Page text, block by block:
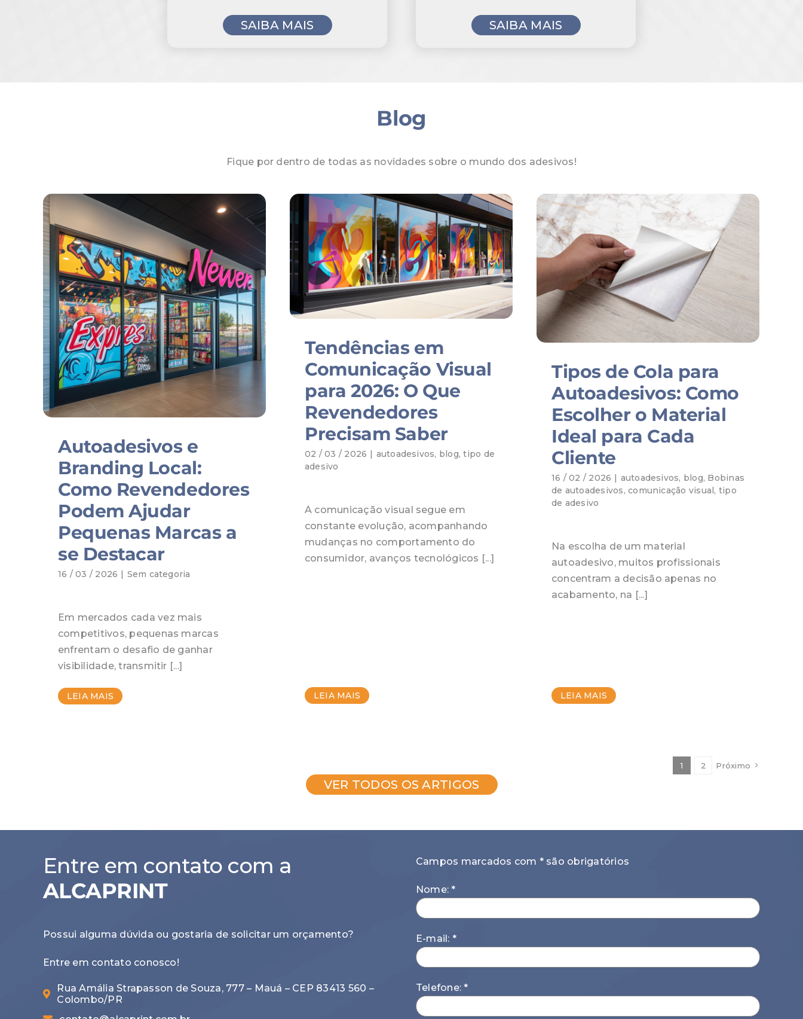
SAIBA MAIS SAIBA MAIS
Blog
Fique por dentro de todas as novidades sobre o mundo dos adesivos!
Autoadesivos e
Branding Local:
Como Revendedores
Podem Ajudar
Pequenas Marcas a
se Destacar
16 / 03 / 2026 | Sem categoria
Em mercados cada vez mais
competitivos, pequenas marcas
enfrentam o desafio de ganhar
visibilidade, transmitir [...]
LEIA MAIS
Tendências em
Comunicação Visual
para 2026: O Que
Revendedores
Precisam Saber
02 / 03 / 2026 | autoadesivos, blog,tipo de
adesivo
A comunicação visual segue em
constante evolução, acompanhando
mudanças no comportamento do
consumidor, avanços tecnológicos [...]
LEIA MAIS
Tipos de Cola para
Autoadesivos: Como
Escolher o Material
Ideal para Cada
Cliente
16 / 02 / 2026 autoadesivos, blog, Bobinas
de autoadesivos,comunicação visual , tipo
de adesivo
Na escolha de um material
autoadesivo, muitos profissionais
concentram a decisão apenas no
acabamento, na [...]
LEIA MAIS
1 2 Próximo
VER TODOS OS ARTIGOS
Entre em contato com a
ALCAPRINT
Possui alguma dúvida ou gostaria de solicitar um orçamento?
Entre em contato conosco!
Rua Amália Strapasson de Souza, 777 – Mauá – CEP 83413 560 –
Colombo/PR
Campos marcados com * são obrigatórios
Nome: *
E-mail: *
Telefone: *